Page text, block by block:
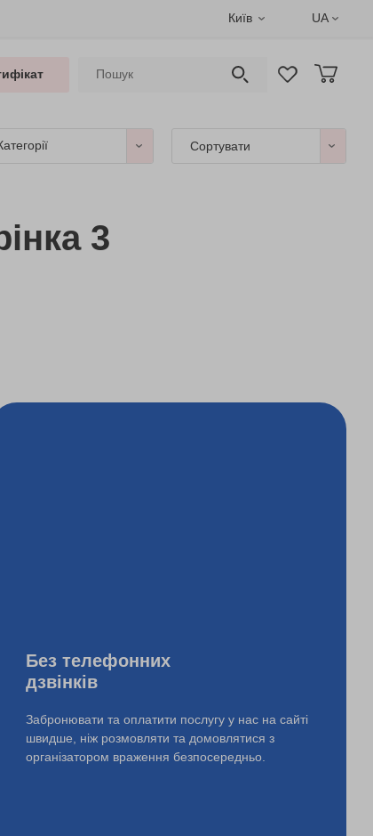
Київ UA
Сортувати
3
Без телефонних
дзвінків
Забронювати та оплатити послугу у нас на сайті
швидше, ніж розмовляти та домовлятися з
організатором враження безпосередньо.